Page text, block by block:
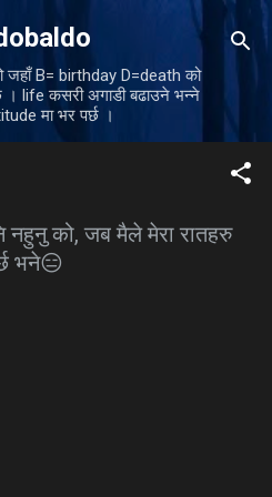
main content
जहाँ B= birthday D=death को
। life कसरी अगाडी बढाउने भन्ने
मा भर पर्छ ।
नहुनु को, जब मैले मेरा रातहरु
भने😑